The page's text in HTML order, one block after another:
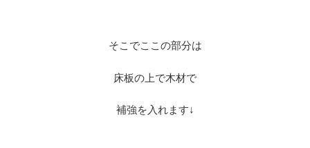
そこでここの部分は
床板の上で木材で
補強を入れます↓